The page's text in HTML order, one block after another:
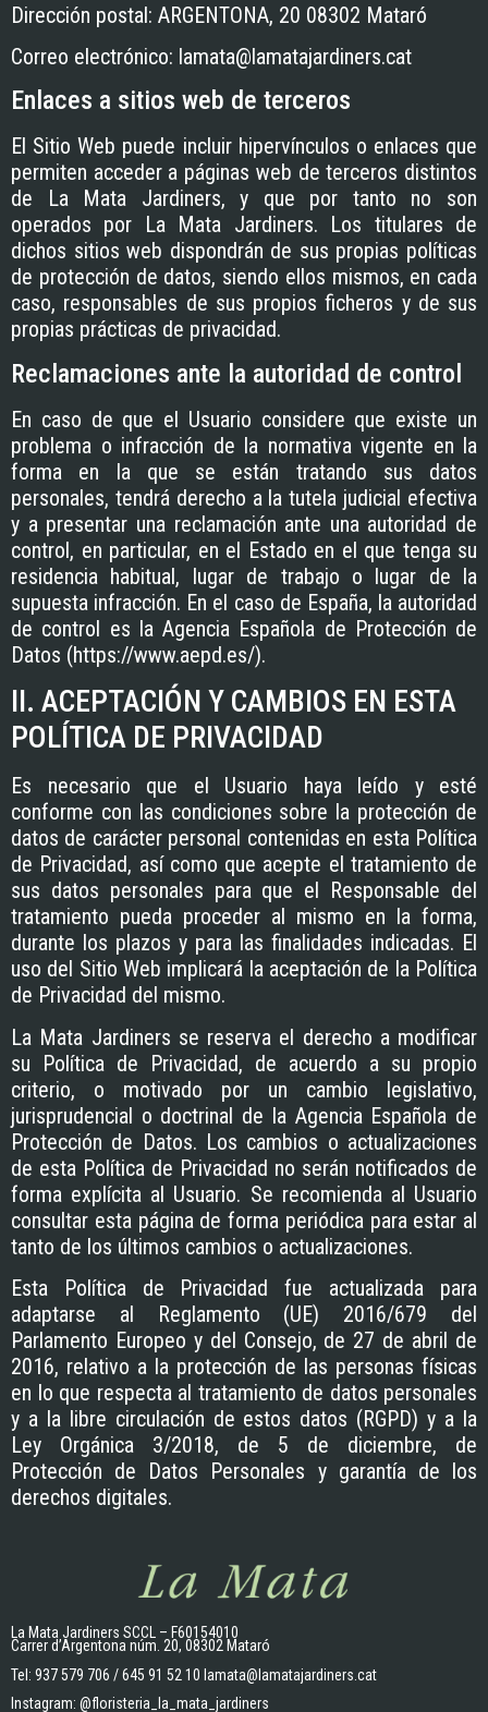
Dirección postal: ARGENTONA, 20 08302 Mataró
Correo electrónico: lamata@lamatajardiners.cat
Enlaces a sitios web de terceros
El Sitio Web puede incluir hipervínculos o enlaces que
permiten acceder a páginas web de terceros distintos
de
La Mata Jardiners, y que por tanto no son
operados por
La Mata Jardiners. Los titulares de
dichos sitios web dispondrán de sus propias políticas
de protección de datos, siendo ellos mismos, en cada
caso, responsables de sus propios ficheros y de sus
propias prácticas de privacidad.
Reclamaciones ante la autoridad de control
En caso de que el Usuario considere que existe un
problema o infracción de la normativa vigente en la
forma en la que se están tratando sus datos
personales, tendrá derecho a la tutela judicial efectiva
y a presentar una reclamación ante una autoridad de
control, en particular, en el Estado en el que tenga su
residencia habitual, lugar de trabajo o lugar de la
supuesta infracción. En el caso de España, la autoridad
de control es la Agencia Española de Protección de
Datos (https://www.aepd.es/).
II. ACEPTACIÓN Y CAMBIOS EN ESTA
POLÍTICA DE PRIVACIDAD
Es necesario que el Usuario haya leído y esté
conforme con las condiciones sobre la protección de
datos de carácter personal contenidas en esta Política
de Privacidad, así como que acepte el tratamiento de
sus datos personales para que el Responsable del
tratamiento pueda proceder al mismo en la forma,
durante los plazos y para las finalidades indicadas. El
uso del Sitio Web implicará la aceptación de la Política
de Privacidad del mismo.
La Mata Jardiners se reserva el derecho a modificar
su Política de Privacidad, de acuerdo a su propio
criterio, o motivado por un cambio legislativo,
jurisprudencial o doctrinal de la Agencia Española de
Protección de Datos. Los cambios o actualizaciones
de esta Política de Privacidad no serán notificados de
forma explícita al Usuario. Se recomienda al Usuario
consultar esta página de forma periódica para estar al
tanto de los últimos cambios o actualizaciones.
Esta Política de Privacidad fue actualizada para
adaptarse al Reglamento (UE) 2016/679 del
Parlamento Europeo y del Consejo, de 27 de abril de
2016, relativo a la protección de las personas físicas
en lo que respecta al tratamiento de datos personales
y a la libre circulación de estos datos (RGPD) y a la
Ley Orgánica 3/2018, de 5 de diciembre, de
Protección de Datos Personales y garantía de los
derechos digitales.
La Mata Jardiners SCCL – F60154010
Carrer d’Argentona núm. 20, 08302 Mataró
Tel: 937 579 706 /645 91 52 10 lamata@lamatajardiners.cat
Instagram: @floristeria_la_mata_jardiners